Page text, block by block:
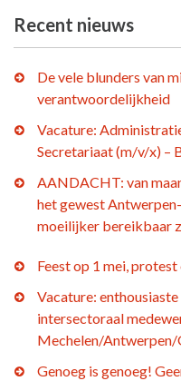
Recent nieuws
De vele blunders van
verantwoordelijkheid
Vacature:
Secretariaat (m/v/x) –
AANDACHT: van
het gewest
moeilijker bereikbaar
Feest op 1 mei,
Vacature:
intersectoraal
Mechelen/Antwerpen/
Genoeg is genoeg!